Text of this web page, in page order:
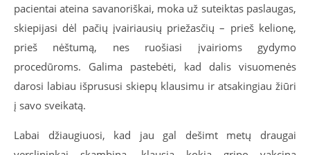
pacientai ateina savanoriškai, moka už suteiktas paslaugas,
skiepijasi dėl pačių įvairiausių priežasčių – prieš kelionę,
prieš nėštumą, nes ruošiasi įvairioms gydymo
procedūroms. Galima pastebėti, kad dalis visuomenės
darosi labiau išprususi skiepų klausimu ir atsakingiau žiūri
į savo sveikatą.
Labai džiaugiuosi, kad jau gal dešimt metų draugai